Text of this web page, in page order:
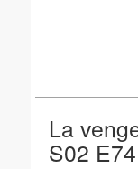
La
S02 E74